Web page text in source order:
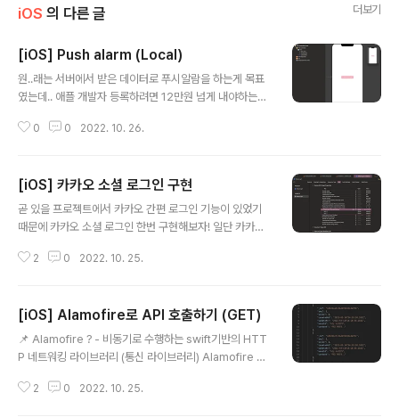
iOS 의 다른 글 더보기
[iOS] Push alarm (Local)
원..래는 서버에서 받은 데이터로 푸시알람을 하는게 목표
였는데.. 애플 개발자 등록하려면 12만원 넘게 내야하는거
고 결제하려고..^6^ 아쉬운대로 일단 앱안에서의 푸시알림
권한 요청하는 메소드 구현 4️⃣ 푸시 알림 전송 메소드 구현
5️⃣ Delegate 설정 1️⃣ Storyboard 구성 2️⃣ UNUser
NotificationCenter 싱글톤 객체 📌 UNUserNotificat
어온 알림들을 처리 해주는 말 그대로 "Cent..
0 0 2022. 10. 26.
[iOS] 카카오 소셜 로그인 구현
곧 있을 프로젝트에서 카카오 간편 로그인 기능이 있었기
때문에 카카오 소셜 로그인 한번 구현해보자! 일단 카카오
ttps://developers.kakao.com/ Kakao Developer
API 등을 제공합니다. developers.kakao.com 여기로
들어가서 설정을 해보자! (설정 방법은 구글링하면 진짜 많
이 나오고 많은 분들이 정리를 잘해두었기에 이부분은 생
ode 설정 3️⃣ AppDelegate, SceneDelegate 설정
2 0 2022. 10. 25.
[iOS] Alamofire로 API 호출하기 (GET)
📌 Alamofire ? - 비동기로 수행하는 swift기반의 HTT
P 네트워킹 라이브러리 (통신 라이브러리) Alamofire 설
라이브러리 설치 pod 'Alamofire', '~> 5.2' 3. Import i
2 0 2022. 10. 25.